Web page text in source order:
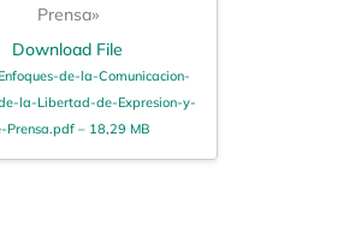
Prensa»
Download File
de-la-Comunicacion-
la-Libertad-de-Expresion-y-
Prensa.pdf – 18,29 MB